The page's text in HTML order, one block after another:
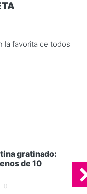
la favorita de todos
gratinado:
de 10
0